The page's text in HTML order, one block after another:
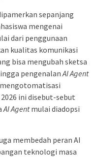
sepanjang
mengenai
dari penggunaan
kualitas komunikasi
bisa mengubah sketsa
pengenalanAI Agent
ini disebut-sebut
AI Agentmulai diadopsi
membedah peran AI
teknologi masa